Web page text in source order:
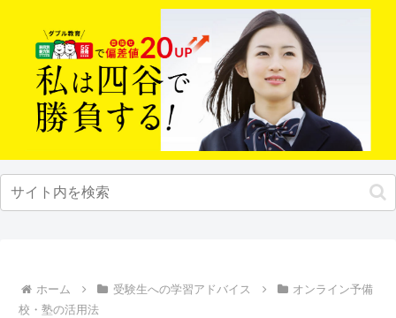
ホーム 受験生への学習アドバイス
オンライン予備
校・塾の活用法